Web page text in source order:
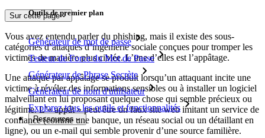
Outils de premier plan
Générateur de mot de passe
Testeur de Force du Mot de Passe
Générateur de Phrase Secrète
Générateur de nom d'utilisateur
Explorez tous les outils et fonctionnalités
Ressources
Sur cette page
Vous avez entendu parler du phishing, mais il existe des sous-
catégories d’attaques d’ingénierie sociale conçues pour tromper les
victimes de manière plus ciblée. L’une d’elles est l’appâtage.
Une attaque par appâtage se produit lorsqu’un attaquant incite une
victime à révéler des informations sensibles ou à installer un logiciel
malveillant en lui proposant quelque chose qui semble précieux ou
légitime. L’« appât » peut être un faux site web imitant un service de
confiance (comme une banque, un réseau social ou un détaillant en
ligne), ou un e-mail qui semble provenir d’une source familière.